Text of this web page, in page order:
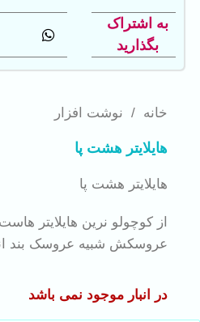
خانه / نوشت افزار
هایلایتر هشت پا
هایلایتر هشت پا
از کوچولو نرین هایلایتر
عروسکش شبیه عروسک بند
در انبار موجود نمی باشد
به اشتراک
بگذارید